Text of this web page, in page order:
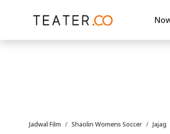
Jadwal Film Shaolin Womens Soccer Jajag